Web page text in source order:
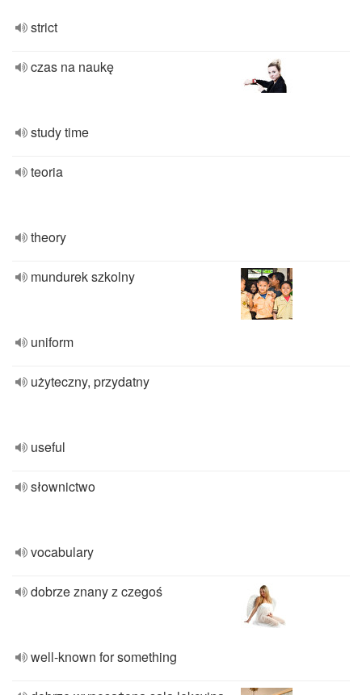
strict
czas na naukę
study time
teoria
theory
mundurek szkolny
uniform
użyteczny, przydatny
useful
słownictwo
vocabulary
dobrze znany z czegoś
well-known for something